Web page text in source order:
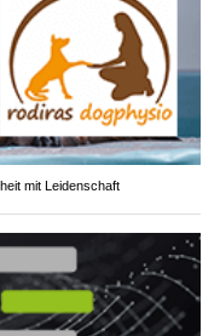
mit Leidenschaft